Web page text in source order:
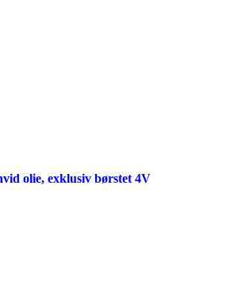
olie, exklusiv børstet 4V